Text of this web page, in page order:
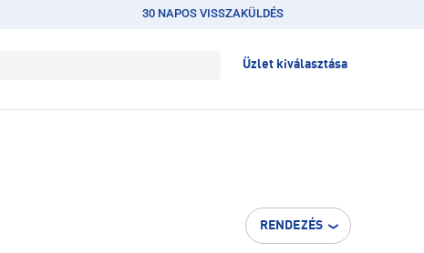
30 NAPOS VISSZAKÜLDÉS
Üzlet kiválasztása
RENDEZÉS